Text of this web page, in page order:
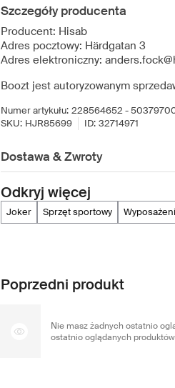
Szczegóły producenta
Producent: Hisab
Adres pocztowy: Härdgatan 3
Adres elektroniczny:
Boozt jest autoryzowanym
Numer artykułu: 228564652 -
SKU: HJR85699 ID: 32714971
Dostawa & Zwroty
Odkryj więcej
joker sprzęt sportowy
Poprzedni produkt
Nie masz żadnych ostatnio
ostatnio oglądanych